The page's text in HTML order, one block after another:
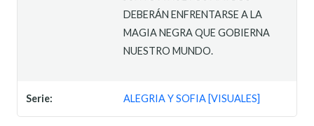
DEBERÁN ENFRENTARSE A LA
MAGIA NEGRA QUE GOBIERNA
NUESTRO MUNDO.
Serie: ALEGRIA Y SOFIA [VISUALES]